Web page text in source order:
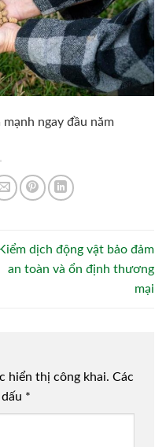
ngay đầu năm
Kiểm dịch động vật bảo đảm
an toàn và ổn định thương
mại
hiển thị công khai. Các
*